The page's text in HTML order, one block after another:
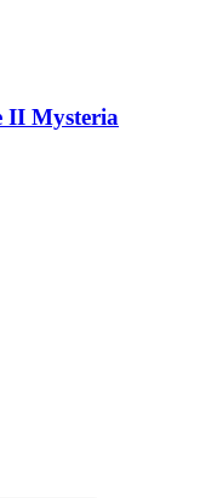
II Mysteria